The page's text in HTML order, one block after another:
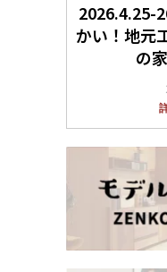
2026.4.25-
かい！地元
の